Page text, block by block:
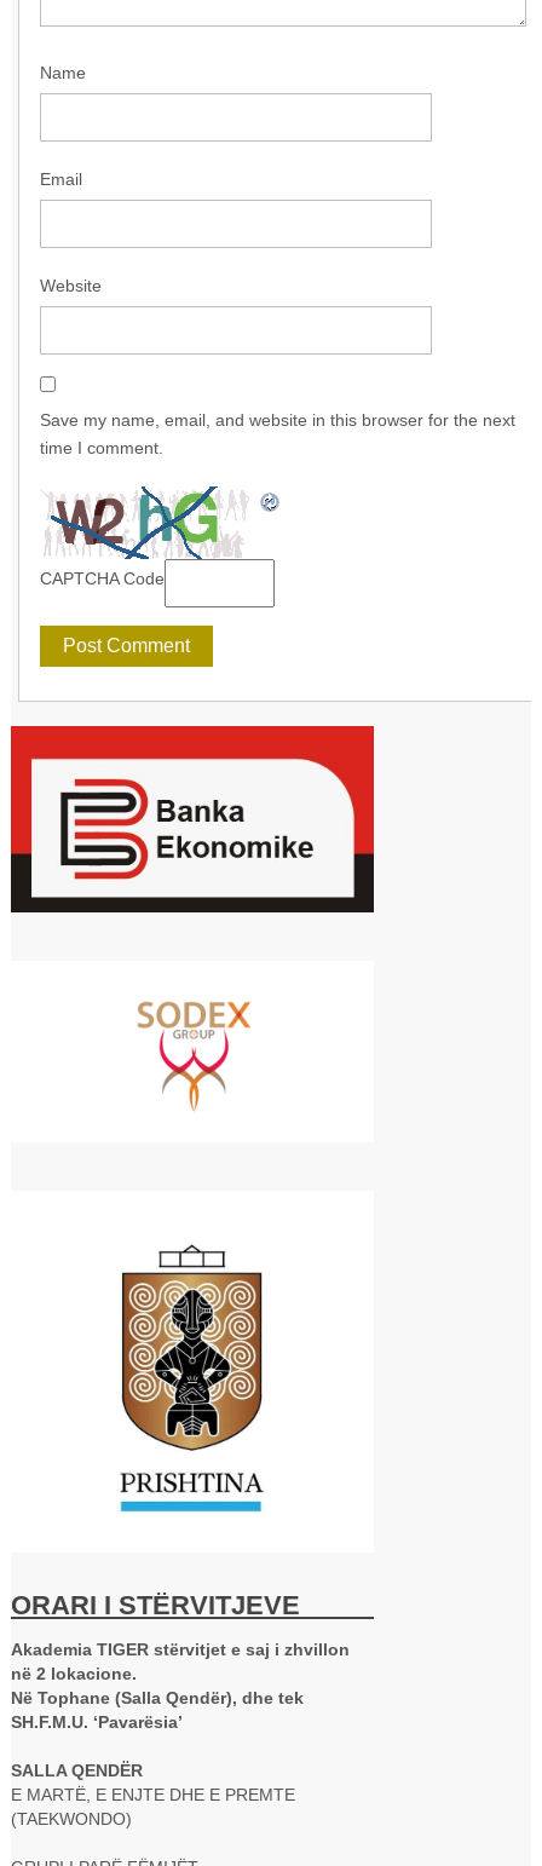
Name
Email
Website
Save my name, email, and website in this browser for the next
time I comment.
CAPTCHA Code
ORARI I STËRVITJEVE
Akademia TIGER stërvitjet e saj i zhvillon
në 2 lokacione.
Në Tophane (Salla Qendër), dhe tek
SH.F.M.U. ‘Pavarësia’
SALLA QENDËR
E MARTË, E ENJTE DHE E PREMTE
(TAEKWONDO)